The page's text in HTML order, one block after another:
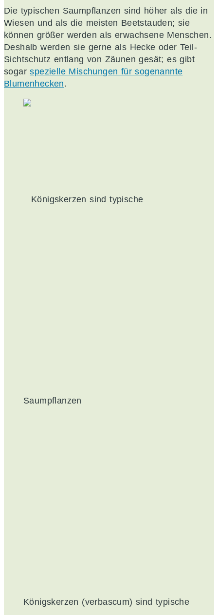
Die typischen Saumpflanzen sind höher als die in
Wiesen und als die meisten Beetstauden; sie
können größer werden als erwachsene Menschen.
Deshalb werden sie gerne als Hecke oder Teil-
Sichtschutz entlang von Zäunen gesät; es gibt
sogarspezielle Mischungen für sogenannte
Blumenhecken.
Königskerzen (verbascum) sind typische